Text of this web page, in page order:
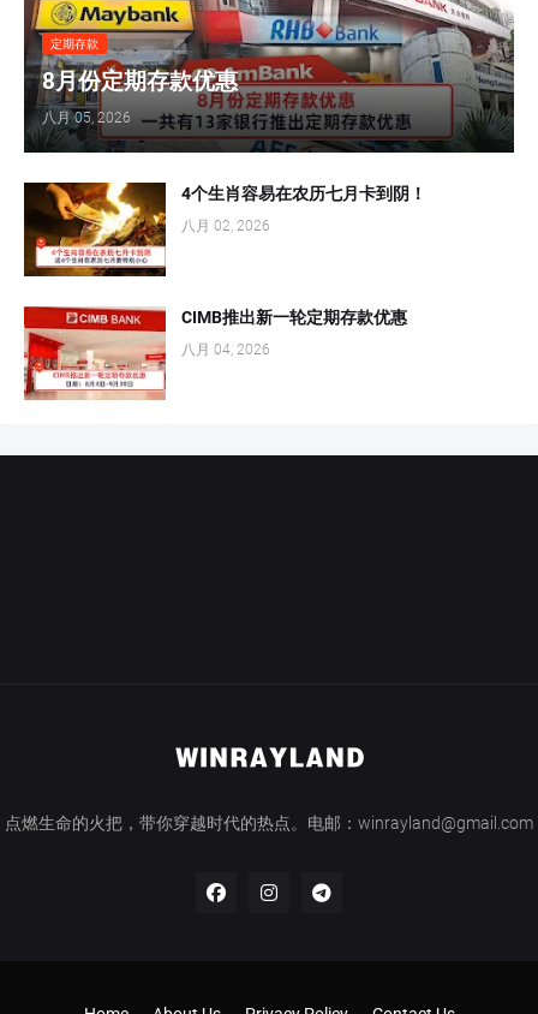
定期存款
8月份定期存款优惠
八月 05, 2026
4个生肖容易在农历七月卡到阴！
八月 02, 2026
CIMB推出新一轮定期存款优惠
八月 04, 2026
点燃生命的火把，带你穿越时代的热点。电邮：winrayland@gmail.com